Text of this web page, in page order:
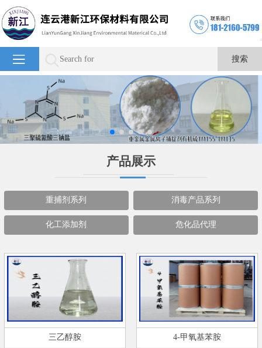
产品展示
重捕剂系列 消毒产品系列
化工添加剂 危化品代理
三乙醇胺 4-甲氧基苯胺